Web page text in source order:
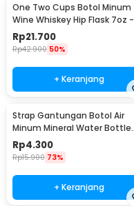
One Two Cups Botol Minum
Wine Whiskey Hip Flask 7oz -
F0212
Rp21.700
Rp42.900 50%
+ Keranjang
Strap Gantungan Botol Air
Minum Mineral Water Bottle
Belt Hanger - 3330
Rp4.300
Rp15.900 73%
+ Keranjang